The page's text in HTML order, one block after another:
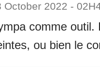
October 2022 -
comme outil.
ou bien le